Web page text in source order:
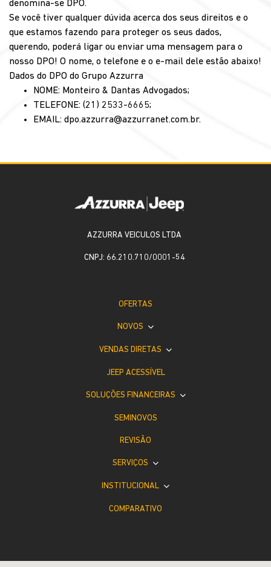
denomina-se DPO.
Se você tiver qualquer dúvida acerca dos seus direitos e o
que estamos fazendo para proteger os seus dados,
querendo, poderá ligar ou enviar uma mensagem para o
nosso DPO! O nome, o telefone e o e-mail dele estão abaixo!
Dados do DPO do Grupo Azzurra
NOME: Monteiro & Dantas Advogados;
TELEFONE: (21) 2533-6665;
EMAIL: dpo.azzurra@azzurranet.com.br.
AZZURRA VEICULOS LTDA
CNPJ: 66.210.710/0001-54
OFERTAS
NOVOS
VENDAS DIRETAS
JEEP ACESSÍVEL
SOLUÇÕES FINANCEIRAS
SEMINOVOS
REVISÃO
SERVIÇOS
INSTITUCIONAL
COMPARATIVO